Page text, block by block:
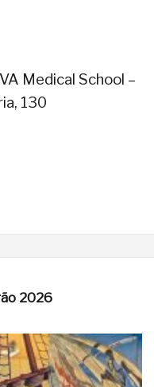
Medical School –
130
2026